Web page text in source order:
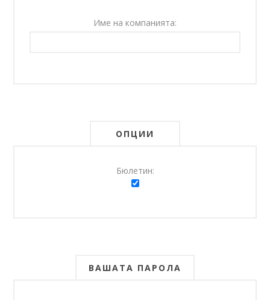
Име на компанията:
ОПЦИИ
Бюлетин:
ВАШАТА ПАРОЛА